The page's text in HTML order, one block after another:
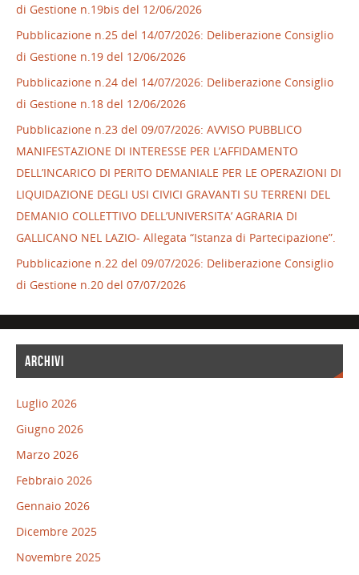
di Gestione n.19bis del 12/06/2026
Pubblicazione n.25 del 14/07/2026: Deliberazione Consiglio
di Gestione n.19 del 12/06/2026
Pubblicazione n.24 del 14/07/2026: Deliberazione Consiglio
di Gestione n.18 del 12/06/2026
Pubblicazione n.23 del 09/07/2026: AVVISO PUBBLICO
MANIFESTAZIONE DI INTERESSE PER L’AFFIDAMENTO
DELL’INCARICO DI PERITO DEMANIALE PER LE OPERAZIONI DI
LIQUIDAZIONE DEGLI USI CIVICI GRAVANTI SU TERRENI DEL
DEMANIO COLLETTIVO DELL’UNIVERSITA’ AGRARIA DI
GALLICANO NEL LAZIO- Allegata “Istanza di Partecipazione”.
Pubblicazione n.22 del 09/07/2026: Deliberazione Consiglio
di Gestione n.20 del 07/07/2026
ARCHIVI
Luglio 2026
Giugno 2026
Marzo 2026
Febbraio 2026
Gennaio 2026
Dicembre 2025
Novembre 2025